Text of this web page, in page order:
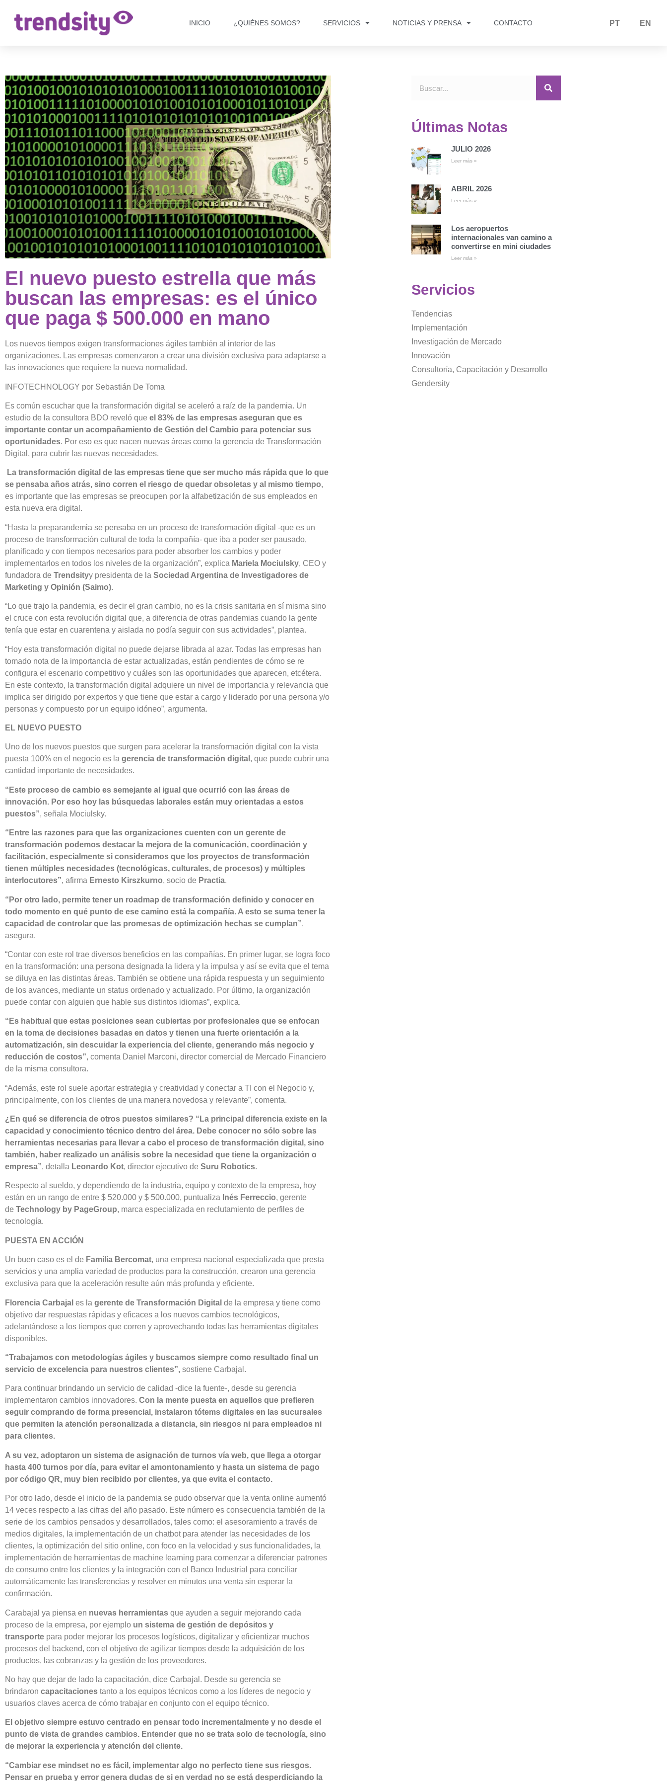
INICIO ¿QUIÉNES SOMOS? SERVICIOS NOTICIAS Y PRENSA CONTACTO PT EN
El nuevo puesto estrella que más
buscan las empresas: es el único
que paga $ 500.000 en mano
Los nuevos tiempos exigen transformaciones ágiles también al interior de las
organizaciones. Las empresas comenzaron a crear una división exclusiva para adaptarse a
las innovaciones que requiere la nueva normalidad.
INFOTECHNOLOGY por Sebastián De Toma
Es común escuchar que la transformación digital se aceleró a raíz de la pandemia. Un
estudio de la consultora BDO reveló que el 83% de las empresas aseguran que es
importante contar un acompañamiento de Gestión del Cambio para potenciar sus
oportunidades. Por eso es que nacen nuevas áreas como la gerencia de Transformación
Digital, para cubrir las nuevas necesidades.
La transformación digital de las empresas tiene que ser mucho más rápida que lo que
se pensaba años atrás, sino corren el riesgo de quedar obsoletas y al mismo tiempo,
es importante que las empresas se preocupen por la alfabetización de sus empleados en
esta nueva era digital.
“Hasta la preparandemia se pensaba en un proceso de transformación digital -que es un
proceso de transformación cultural de toda la compañía- que iba a poder ser pausado,
planificado y con tiempos necesarios para poder absorber los cambios y poder
implementarlos en todos los niveles de la organización”, explica Mariela Mociulsky, CEO y
fundadora de Trendsityy presidenta de la Sociedad Argentina de Investigadores de
Marketing y Opinión (Saimo).
“Lo que trajo la pandemia, es decir el gran cambio, no es la crisis sanitaria en sí misma sino
el cruce con esta revolución digital que, a diferencia de otras pandemias cuando la gente
tenía que estar en cuarentena y aislada no podía seguir con sus actividades”, plantea.
“Hoy esta transformación digital no puede dejarse librada al azar. Todas las empresas han
tomado nota de la importancia de estar actualizadas, están pendientes de cómo se re
configura el escenario competitivo y cuáles son las oportunidades que aparecen, etcétera.
En este contexto, la transformación digital adquiere un nivel de importancia y relevancia que
implica ser dirigido por expertos y que tiene que estar a cargo y liderado por una persona y/o
personas y compuesto por un equipo idóneo”, argumenta.
EL NUEVO PUESTO
Uno de los nuevos puestos que surgen para acelerar la transformación digital con la vista
puesta 100% en el negocio es la gerencia de transformación digital , que puede cubrir una
cantidad importante de necesidades.
“Este proceso de cambio es semejante al igual que ocurrió con las áreas de
innovación. Por eso hoy las búsquedas laborales están muy orientadas a estos
puestos”, señala Mociulsky.
“Entre las razones para que las organizaciones cuenten con un gerente de
transformación podemos destacar la mejora de la comunicación, coordinación y
facilitación, especialmente si consideramos que los proyectos de transformación
tienen múltiples necesidades (tecnológicas, culturales, de procesos) y múltiples
interlocutores”, afirma Ernesto Kirszkurno, socio de Practia.
“Por otro lado, permite tener un roadmap de transformación definido y conocer en
todo momento en qué punto de ese camino está la compañía. A esto se suma tener la
capacidad de controlar que las promesas de optimización hechas se cumplan”,
asegura.
“Contar con este rol trae diversos beneficios en las compañías. En primer lugar, se logra foco
en la transformación: una persona designada la lidera y la impulsa y así se evita que el tema
se diluya en las distintas áreas. También se obtiene una rápida respuesta y un seguimiento
de los avances, mediante un status ordenado y actualizado. Por último, la organización
puede contar con alguien que hable sus distintos idiomas”, explica.
“Es habitual que estas posiciones sean cubiertas por profesionales que se enfocan
en la toma de decisiones basadas en datos y tienen una fuerte orientación a la
automatización, sin descuidar la experiencia del cliente, generando más negocio y
reducción de costos”, comenta Daniel Marconi, director comercial de Mercado Financiero
de la misma consultora.
“Además, este rol suele aportar estrategia y creatividad y conectar a TI con el Negocio y,
principalmente, con los clientes de una manera novedosa y relevante”, comenta.
¿En qué se diferencia de otros puestos similares? “La principal diferencia existe en la
capacidad y conocimiento técnico dentro del área. Debe conocer no sólo sobre las
herramientas necesarias para llevar a cabo el proceso de transformación digital, sino
también, haber realizado un análisis sobre la necesidad que tiene la organización o
empresa”, detalla Leonardo Kot, director ejecutivo de Suru Robotics.
Respecto al sueldo, y dependiendo de la industria, equipo y contexto de la empresa, hoy
están en un rango de entre $ 520.000 y $ 500.000, puntualiza Inés Ferreccio, gerente
de Technology by PageGroup, marca especializada en reclutamiento de perfiles de
tecnología.
PUESTA EN ACCIÓN
Un buen caso es el de Familia Bercomat, una empresa nacional especializada que presta
servicios y una amplia variedad de productos para la construcción, crearon una gerencia
exclusiva para que la aceleración resulte aún más profunda y eficiente.
Florencia Carbajal es la gerente de Transformación Digital de la empresa y tiene como
objetivo dar respuestas rápidas y eficaces a los nuevos cambios tecnológicos,
adelantándose a los tiempos que corren y aprovechando todas las herramientas digitales
disponibles.
“Trabajamos con metodologías ágiles y buscamos siempre como resultado final un
servicio de excelencia para nuestros clientes”, sostiene Carbajal.
Para continuar brindando un servicio de calidad -dice la fuente-, desde su gerencia
implementaron cambios innovadores. Con la mente puesta en aquellos que prefieren
seguir comprando de forma presencial, instalaron tótems digitales en las sucursales
que permiten la atención personalizada a distancia, sin riesgos ni para empleados ni
para clientes.
A su vez, adoptaron un sistema de asignación de turnos vía web, que llega a otorgar
hasta 400 turnos por día, para evitar el amontonamiento y hasta un sistema de pago
por código QR, muy bien recibido por clientes, ya que evita el contacto.
Por otro lado, desde el inicio de la pandemia se pudo observar que la venta online aumentó
14 veces respecto a las cifras del año pasado. Este número es consecuencia también de la
serie de los cambios pensados y desarrollados, tales como: el asesoramiento a través de
medios digitales, la implementación de un chatbot para atender las necesidades de los
clientes, la optimización del sitio online, con foco en la velocidad y sus funcionalidades, la
implementación de herramientas de machine learning para comenzar a diferenciar patrones
de consumo entre los clientes y la integración con el Banco Industrial para conciliar
automáticamente las transferencias y resolver en minutos una venta sin esperar la
confirmación.
Carabajal ya piensa en nuevas herramientas que ayuden a seguir mejorando cada
proceso de la empresa, por ejemplo un sistema de gestión de depósitos y
transporte para poder mejorar los procesos logísticos, digitalizar y eficientizar muchos
procesos del backend, con el objetivo de agilizar tiempos desde la adquisición de los
productos, las cobranzas y la gestión de los proveedores.
No hay que dejar de lado la capacitación, dice Carbajal. Desde su gerencia se
brindaron capacitaciones tanto a los equipos técnicos como a los líderes de negocio y
usuarios claves acerca de cómo trabajar en conjunto con el equipo técnico.
El objetivo siempre estuvo centrado en pensar todo incrementalmente y no desde el
punto de vista de grandes cambios. Entender que no se trata solo de tecnología, sino
de mejorar la experiencia y atención del cliente.
“Cambiar ese mindset no es fácil, implementar algo no perfecto tiene sus riesgos.
Pensar en prueba y error genera dudas de si en verdad no se está desperdiciando la
Últimas Notas
JULIO 2026
Leer más »
ABRIL 2026
Leer más »
Los aeropuertos
internacionales van camino a
convertirse en mini ciudades
Leer más »
Servicios
Tendencias
Implementación
Investigación de Mercado
Innovación
Consultoría, Capacitación y Desarrollo
Gendersity